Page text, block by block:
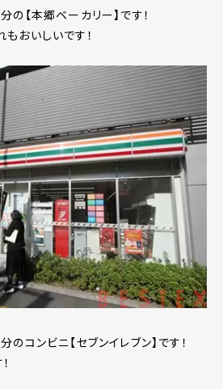
【本郷ベーカリー】です！
おいしいです！
コンビニ【セブンイレブン】です！